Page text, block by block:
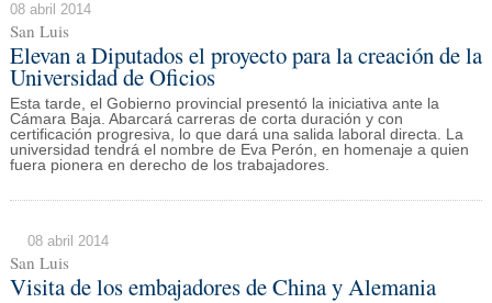
08 abril 2014
San Luis
Elevan a Diputados el proyecto para la creación de la
Universidad de Oficios
Esta tarde, el Gobierno provincial presentó la iniciativa ante la
Cámara Baja. Abarcará carreras de corta duración y con
certificación progresiva, lo que dará una salida laboral directa. La
universidad tendrá el nombre de Eva Perón, en homenaje a quien
fuera pionera en derecho de los trabajadores.
08 abril 2014
San Luis
Visita de los embajadores de China y Alemania